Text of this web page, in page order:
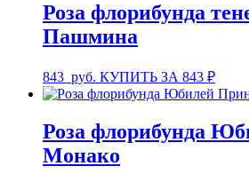
Роза флорибунда
Пашмина
843 руб. КУПИТЬ ЗА 843 ₽
Роза флорибунда
Монако